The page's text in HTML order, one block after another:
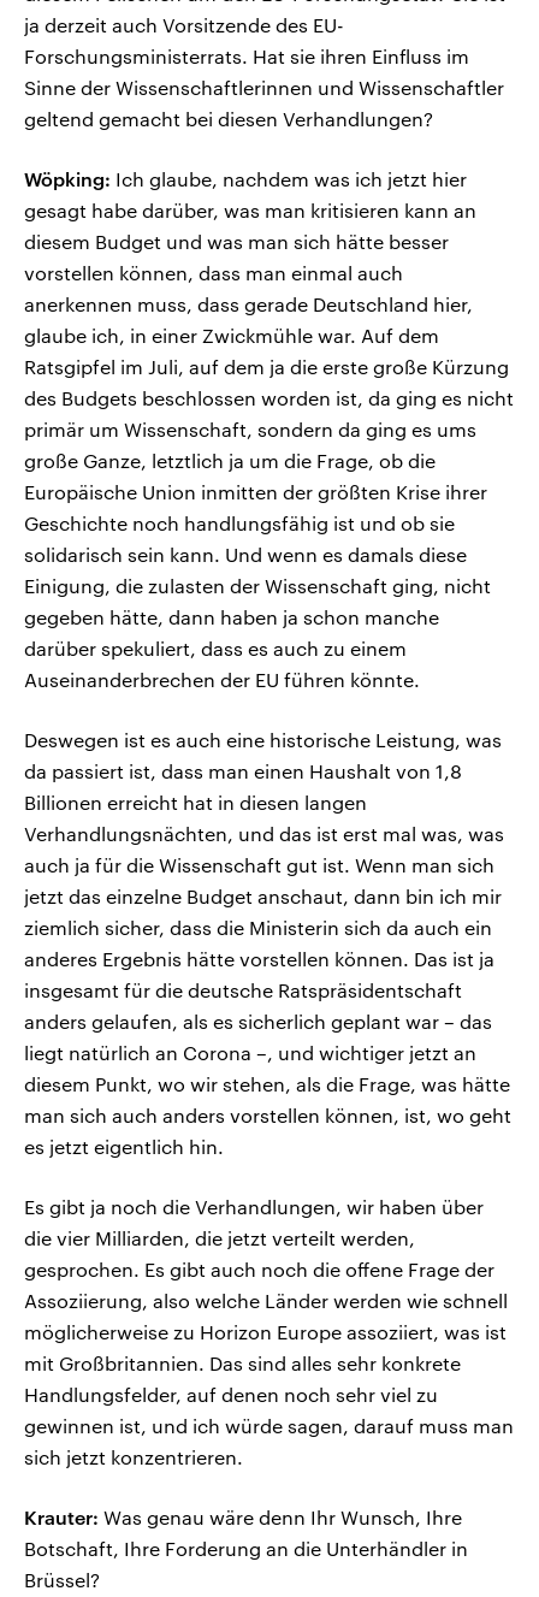
ja derzeit auch Vorsitzende des EU-
Forschungsministerrats. Hat sie ihren Einfluss im
Sinne der Wissenschaftlerinnen und Wissenschaftler
geltend gemacht bei diesen Verhandlungen?
Wöpking: Ich glaube, nachdem was ich jetzt hier
gesagt habe darüber, was man kritisieren kann an
diesem Budget und was man sich hätte besser
vorstellen können, dass man einmal auch
anerkennen muss, dass gerade Deutschland hier,
glaube ich, in einer Zwickmühle war. Auf dem
Ratsgipfel im Juli, auf dem ja die erste große Kürzung
des Budgets beschlossen worden ist, da ging es nicht
primär um Wissenschaft, sondern da ging es ums
große Ganze, letztlich ja um die Frage, ob die
Europäische Union inmitten der größten Krise ihrer
Geschichte noch handlungsfähig ist und ob sie
solidarisch sein kann. Und wenn es damals diese
Einigung, die zulasten der Wissenschaft ging, nicht
gegeben hätte, dann haben ja schon manche
darüber spekuliert, dass es auch zu einem
Auseinanderbrechen der EU führen könnte.
Deswegen ist es auch eine historische Leistung, was
da passiert ist, dass man einen Haushalt von 1,8
Billionen erreicht hat in diesen langen
Verhandlungsnächten, und das ist erst mal was, was
auch ja für die Wissenschaft gut ist. Wenn man sich
jetzt das einzelne Budget anschaut, dann bin ich mir
ziemlich sicher, dass die Ministerin sich da auch ein
anderes Ergebnis hätte vorstellen können. Das ist ja
insgesamt für die deutsche Ratspräsidentschaft
anders gelaufen, als es sicherlich geplant war – das
liegt natürlich an Corona –, und wichtiger jetzt an
diesem Punkt, wo wir stehen, als die Frage, was hätte
man sich auch anders vorstellen können, ist, wo geht
es jetzt eigentlich hin.
Es gibt ja noch die Verhandlungen, wir haben über
die vier Milliarden, die jetzt verteilt werden,
gesprochen. Es gibt auch noch die offene Frage der
Assoziierung, also welche Länder werden wie schnell
möglicherweise zu Horizon Europe assoziiert, was ist
mit Großbritannien. Das sind alles sehr konkrete
Handlungsfelder, auf denen noch sehr viel zu
gewinnen ist, und ich würde sagen, darauf muss man
sich jetzt konzentrieren.
Krauter: Was genau wäre denn Ihr Wunsch, Ihre
Botschaft, Ihre Forderung an die Unterhändler in
Brüssel?